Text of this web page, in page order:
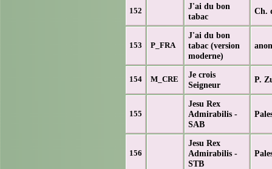
152
J'ai du bon
tabac
Ch.
153 P_FRA
J'ai du bon
tabac (version
moderne)
154 M_CRE
Je crois
Seigneur
P.
155
Jesu Rex
Admirabilis -
SAB
156
Jesu Rex
Admirabilis -
STB